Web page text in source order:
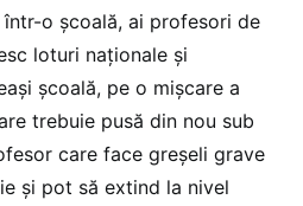
într-o școală, ai profesori de
loturi naționale și
școală, pe o mișcare a
trebuie pusă din nou sub
care face greșeli grave
și pot să extind la nivel